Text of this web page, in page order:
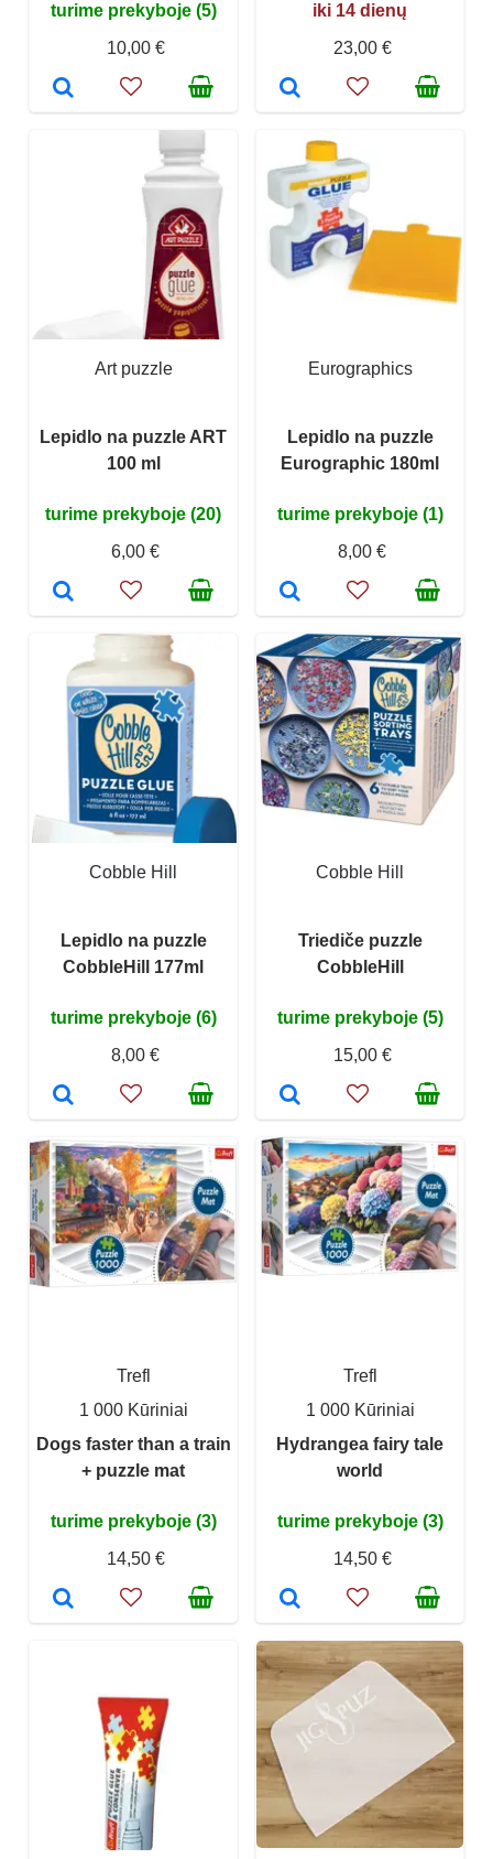
turime prekyboje (5)
10,00 €
iki 14 dienų
23,00 €
Art puzzle
Lepidlo na puzzle ART
100 ml
turime prekyboje (20)
6,00 €
Eurographics
Lepidlo na puzzle
Eurographic 180ml
turime prekyboje (1)
8,00 €
Cobble Hill
Lepidlo na puzzle
CobbleHill 177ml
turime prekyboje (6)
8,00 €
Cobble Hill
Triediče puzzle
CobbleHill
turime prekyboje (5)
15,00 €
Trefl
1 000 Kūriniai
Dogs faster than a train
+ puzzle mat
turime prekyboje (3)
14,50 €
Trefl
1 000 Kūriniai
Hydrangea fairy tale
world
turime prekyboje (3)
14,50 €